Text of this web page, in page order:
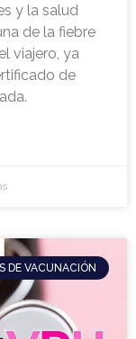
y la salud
de la fiebre
viajero, ya
de
DE VACUNACIÓN